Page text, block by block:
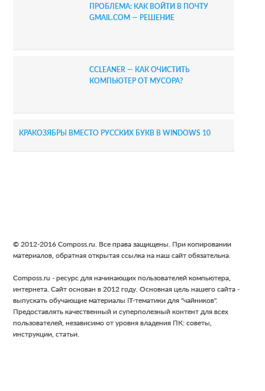
ПРОБЛЕМА: КАК ВОЙТИ В ПОЧТУ
GMAIL.COM — РЕШЕНИЕ
CCLEANER — КАК ОЧИСТИТЬ
КОМПЬЮТЕР ОТ МУСОРА?
КРАКОЗЯБРЫ ВМЕСТО РУССКИХ БУКВ В WINDOWS 10
Footer
© 2012-2016 Composs.ru. Все права защищены. При копировании
материалов, обратная открытая ссылка на наш сайт обязательна.
Composs.ru - ресурс для начинающих пользователей компьютера,
интернета. Сайт основан в 2012 году. Основная цель нашего сайта -
выпускать обучающие материалы IT-тематики для "чайников".
Предоставлять качественный и суперполезный контент для всех
пользователей, независимо от уровня владения ПК: советы,
инструкции, статьи.